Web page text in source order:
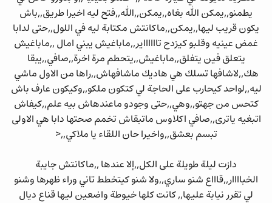
يطمنو,,يمكن الله بغاه,,يمكن,,الله,,فتح ليه اخيرا طريق,,باش
يكون قريب ليها,,يمكن,,ماكانتش مكتابة ليه في اللول,,حتى لدابا
غمض عينيه وقلبو كيزدح تااااااير,,ماباغيش يبني امال ,,ماباغيش
يتعلق فين يتفلق,,ماباغيش,,يتحطم مرة اخرة,,صافي,,يبقا
هك,,لاشافها تسلك هي هاديك ماشافهاش,,راها من الاول ماشي
ليه,,لواحد كيحارب على الحاجة لي كتكون ملكو,,وكيكون عارف باش
كتحس من جهتو,,وهي,,حتى وجودو ماعندهاش بيه علم,,كيفاش
اتبغيه ياترى,,صافي اكلاوس ماتبقاش تخمم صحتها دابا هي الاولى
تبسم بعشق,,واخيرا حان اللقاء يا ملاكي,,<
دازت ليلة طويلة على الكل,,إلا عندها ,,ماكانتش جايبة
الخباااار,,قاااع شنو ساري,,ولا شنو كيتخطط تاني وراء ظهرها وشنو
لي تقرر نيابة عليها,, كانت كلها خيوطة واضعين ليها قناع ديال